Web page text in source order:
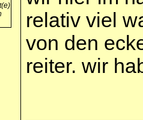
relativ viel
von den
reiter. wir